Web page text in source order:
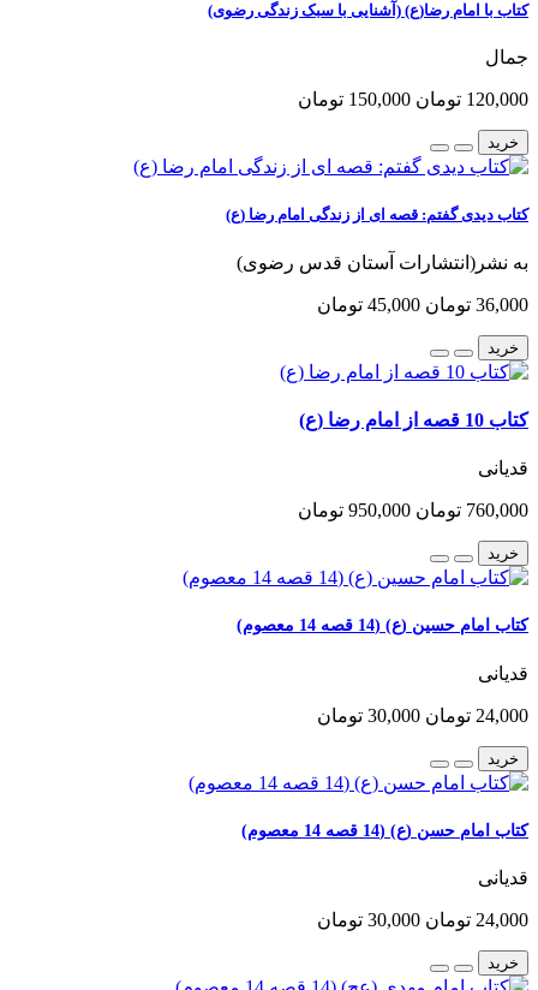
کتاب با امام رضا(ع) (آشنایی با سبک زندگی رضوی)
جمال
120,000 تومان 150,000 تومان
خرید
کتاب دیدی گفتم: قصه ای از زندگی امام رضا (ع)
به نشر(انتشارات آستان قدس رضوی)
36,000 تومان 45,000 تومان
خرید
کتاب 10 قصه از امام رضا (ع)
قدیانی
760,000 تومان 950,000 تومان
خرید
کتاب امام حسین (ع) (14 قصه 14 معصوم)
قدیانی
24,000 تومان 30,000 تومان
خرید
کتاب امام حسن (ع) (14 قصه 14 معصوم)
قدیانی
24,000 تومان 30,000 تومان
خرید